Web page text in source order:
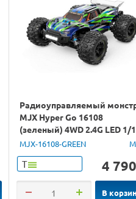
Радиоуправляемый
MJX Hyper Go 16108
(зеленый) 4WD 2.4G LED 1/
RTR
MJX-16108-GREEN
Т 4 790
В